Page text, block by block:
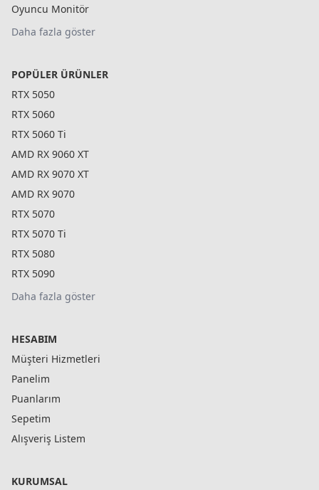
Oyuncu Monitör
Daha fazla göster
POPÜLER ÜRÜNLER
RTX 5050
RTX 5060
RTX 5060 Ti
AMD RX 9060 XT
AMD RX 9070 XT
AMD RX 9070
RTX 5070
RTX 5070 Ti
RTX 5080
RTX 5090
Daha fazla göster
HESABIM
Müşteri Hizmetleri
Panelim
Puanlarım
Sepetim
Alışveriş Listem
KURUMSAL